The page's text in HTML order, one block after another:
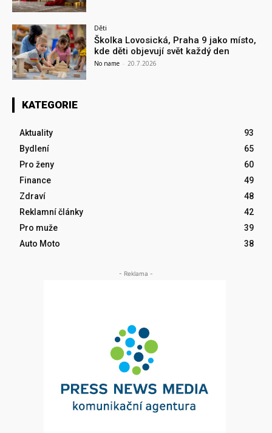
Děti
Školka Lovosická, Praha 9 jako místo,
kde děti objevují svět každý den
No name - 20.7.2026
KATEGORIE
Aktuality
93
Bydlení
65
Pro ženy
60
Finance
49
Zdraví
48
Reklamní články
42
Pro muže
39
Auto Moto
38
- Reklama -